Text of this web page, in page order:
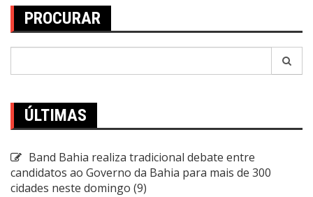
PROCURAR
ÚLTIMAS
Band Bahia realiza tradicional debate entre
candidatos ao Governo da Bahia para mais de 300
cidades neste domingo (9)